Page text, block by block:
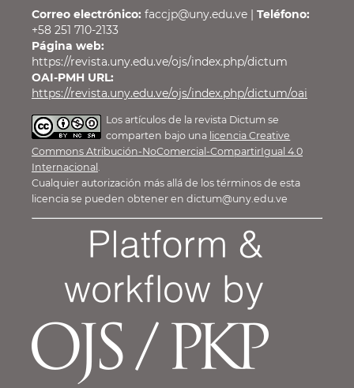
Correo electrónico: faccjp@uny.edu.ve | Teléfono:
+58 251 710-2133
Página web:
https://revista.uny.edu.ve/ojs/index.php/dictum
OAI-PMH URL:
https://revista.uny.edu.ve/ojs/index.php/dictum/oai
Los artículos de la revista Dictum se
comparten bajo una licencia Creative
Commons Atribución-NoComercial-CompartirIgual 4.0
Internacional .
Cualquier autorización más allá de los términos de esta
licencia se pueden obtener en dictum@uny.edu.ve